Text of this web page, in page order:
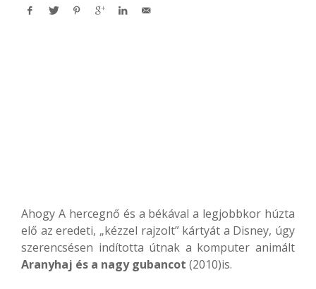
Ahogy A hercegnő és a békával a legjobbkor húzta
elő az eredeti, „kézzel rajzolt” kártyát a Disney, úgy
szerencsésen indította útnak a komputer animált
Aranyhaj és a nagy gubancot (2010)is.